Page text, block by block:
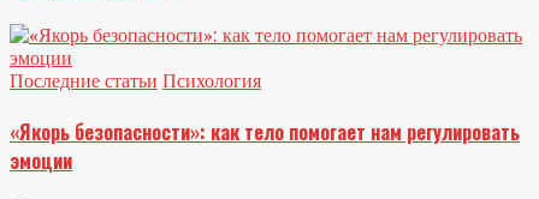
Последние статьи Психология
«Якорь безопасности»: как тело помогает нам регулировать
эмоции